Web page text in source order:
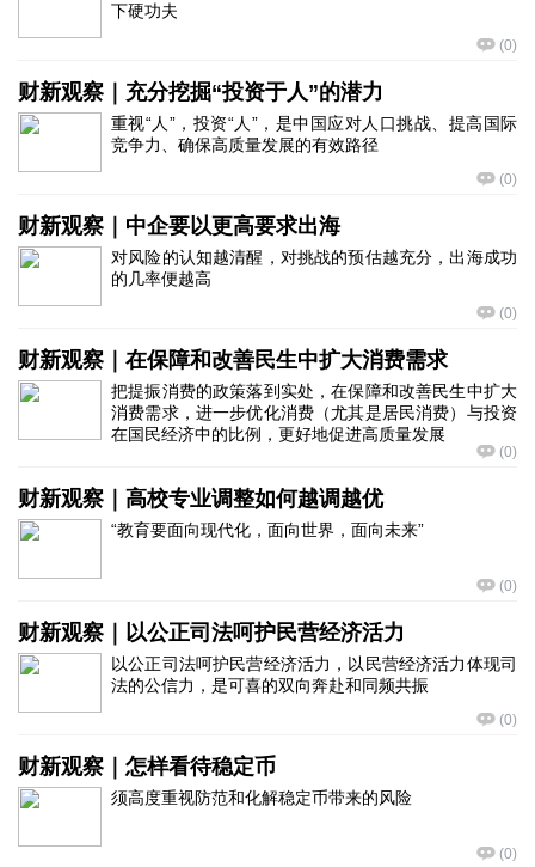
下硬功夫
(0)
财新观察｜充分挖掘“投资于人”的潜力
重视“人”，投资“人”，是中国应对人口挑战、提高国际
竞争力、确保高质量发展的有效路径
(0)
财新观察｜中企要以更高要求出海
对风险的认知越清醒，对挑战的预估越充分，出海成功
的几率便越高
(0)
财新观察｜在保障和改善民生中扩大消费需求
把提振消费的政策落到实处，在保障和改善民生中扩大
消费需求，进一步优化消费（尤其是居民消费）与投资
在国民经济中的比例，更好地促进高质量发展
(0)
财新观察｜高校专业调整如何越调越优
“教育要面向现代化，面向世界，面向未来”
(0)
财新观察｜以公正司法呵护民营经济活力
以公正司法呵护民营经济活力，以民营经济活力体现司
法的公信力，是可喜的双向奔赴和同频共振
(0)
财新观察｜怎样看待稳定币
须高度重视防范和化解稳定币带来的风险
(0)